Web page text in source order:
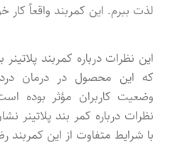
لذت ببرم. این کمربند واقعاً
این نظرات درباره کمربند
که این محصول در درمان
وضعیت کاربران مؤثر بوده
نظرات درباره کمر بند پلاتینر
با شرایط متفاوت از این کمربند